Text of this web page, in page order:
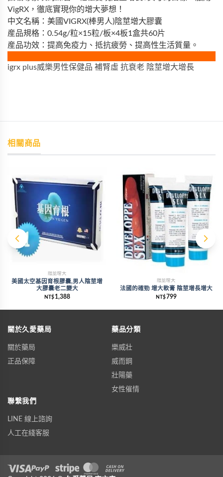
VigRX，徹底實現你的增大夢想！
中文名稱：美國VIGRX(棒男人)陰莖增大膠囊
産品規格：0.54g/粒×15粒/板×4板1盒共60片
産品功效：提高免疫力、抵抗疲勞、提高性生活質量。
igrx plus威樂男性保健品 補腎虛 抗衰老 陰莖增大增長
相關商品
陰莖增大
美國太空基因育根膠囊,男人陰莖增
大膠囊老二變大
NT$ 1,388
陰莖增大
法國的確勁 增大軟膏 陰莖增長增大
NT$ 799
關於久愛藥局
關於藥局
正品保障
藥品分類
樂威壯
威而鋼
壯陽藥
女性催情
聯繫我們
LINE 線上諮詢
人工在綫客服